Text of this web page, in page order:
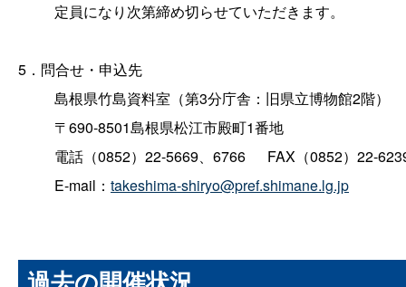
定員になり次第締め切らせていただきます。
5．問合せ・申込先
島根県竹島資料室（第3分庁舎：旧県立博物館2階）
〒690-8501島根県松江市殿町1番地
電話（0852）22-5669、6766
FAX（0852）22-
E-mail： takeshima-shiryo@pref.shimane.lg.jp